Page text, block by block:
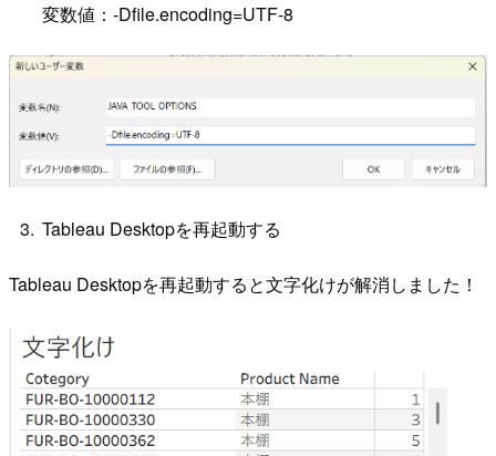
変数値：-Dfile.encoding=UTF-8
Tableau Desktopを再起動する
Tableau Desktopを再起動すると文字化けが解消しました！